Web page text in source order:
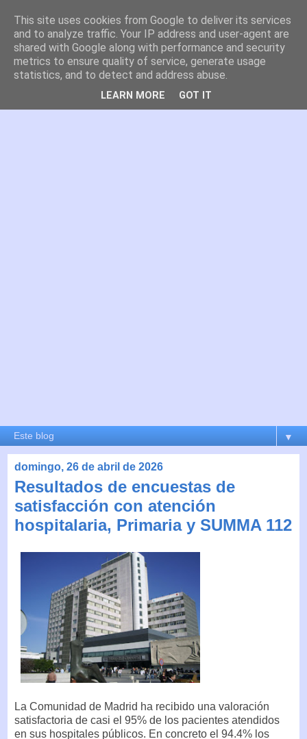
es por madrid
El blog de Madrid y su actualidad, proyectos, transporte,
movilidad, arquitectura, participación, medio ambiente,
educación, empleo, ...
▼
domingo, 26 de abril de 2026
Resultados de encuestas de
satisfacción con atención
hospitalaria, Primaria y SUMMA 112
La Comunidad de Madrid ha recibido una valoración
satisfactoria de casi el 95% de los pacientes atendidos
en sus hospitales públicos. En concreto el 94.4% los
This site uses cookies from Google to deliver its services
and to analyze traffic. Your IP address and user-agent are
shared with Google along with performance and security
metrics to ensure quality of service, generate usage
statistics, and to detect and address abuse.
LEARN MORE GOT IT